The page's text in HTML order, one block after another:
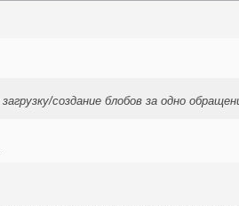
создание блобов за одно